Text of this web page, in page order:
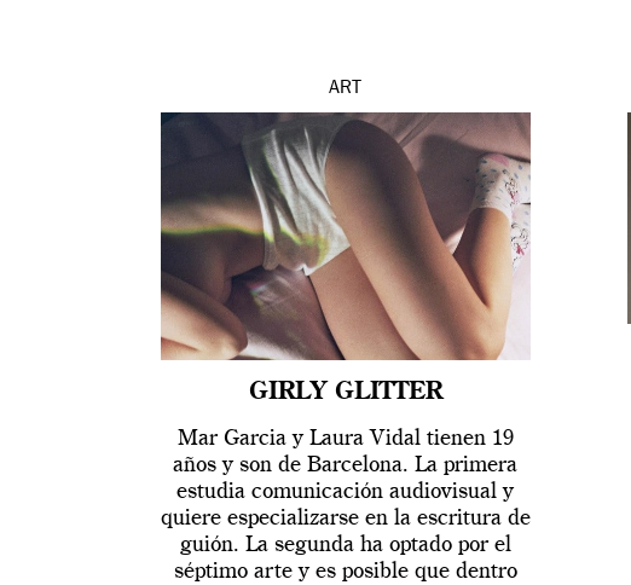
ART
GIRLY GLITTER
Mar Garcia y Laura Vidal tienen 19
años y son de Barcelona. La primera
estudia comunicación audiovisual y
quiere especializarse en la escritura de
guión. La segunda ha optado por el
séptimo arte y es posible que dentro